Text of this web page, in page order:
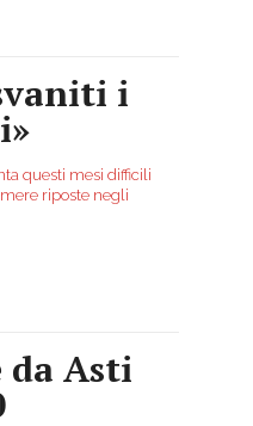
i
questi mesi difficili
riposte negli
Asti